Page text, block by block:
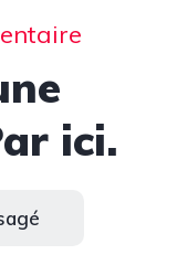
ici.